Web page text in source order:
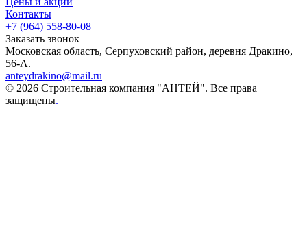
Контакты
+7 (964) 558-80-08
Заказать звонок
Московская область, Серпуховский район, деревня Дракино,
56-А.
anteydrakino@mail.ru
© 2026 Строительная компания "АНТЕЙ". Все права
защищены.